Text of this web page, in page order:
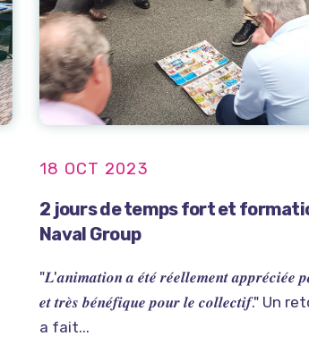
18 OCT 2023
2 jours de temps fort et
Naval Group
"𝑳'𝒂𝒏𝒊𝒎𝒂𝒕𝒊𝒐𝒏 𝒂 𝒆́𝒕𝒆́ 𝒓𝒆́𝒆𝒍𝒍𝒆𝒎𝒆𝒏𝒕 𝒂𝒑𝒑𝒓𝒆́𝒄𝒊𝒆́𝒆
𝒆𝒕 𝒕𝒓𝒆̀𝒔 𝒃𝒆́𝒏𝒆́𝒇𝒊𝒒𝒖𝒆 𝒑𝒐𝒖𝒓 𝒍𝒆 𝒄𝒐𝒍𝒍𝒆𝒄𝒕𝒊𝒇." Un
a fait...